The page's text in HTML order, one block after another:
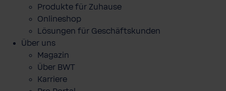
Produkte für Zuhause
Onlineshop
Lösungen für Geschäftskunden
Über uns
Magazin
Über BWT
Karriere